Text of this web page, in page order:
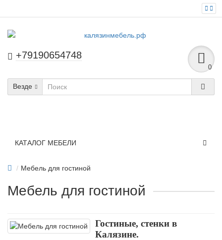
+79190654748
0
Везде
КАТАЛОГ МЕБЕЛИ
Мебель для гостиной
Мебель для гостиной
Гостиные, стенки в
Калязине.